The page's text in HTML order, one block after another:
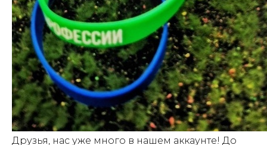
Друзья, нас уже много в нашем аккаунте! До